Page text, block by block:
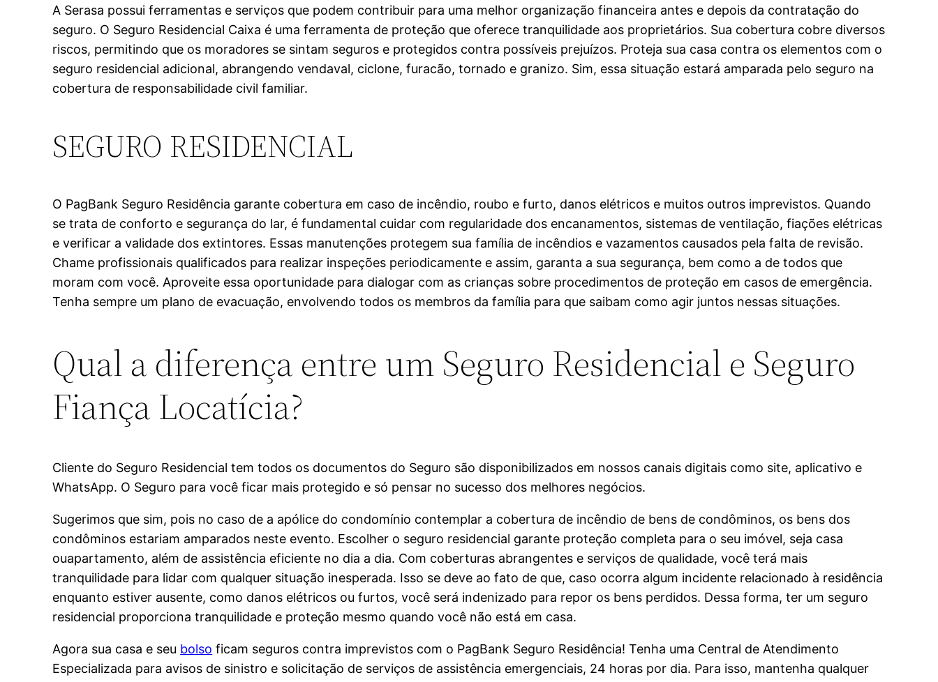
A Serasa possui ferramentas e serviços que podem contribuir para uma melhor organização financeira antes e depois da contratação do
seguro. O Seguro Residencial Caixa é uma ferramenta de proteção que oferece tranquilidade aos proprietários. Sua cobertura cobre diversos
riscos, permitindo que os moradores se sintam seguros e protegidos contra possíveis prejuízos. Proteja sua casa contra os elementos com o
seguro residencial adicional, abrangendo vendaval, ciclone, furacão, tornado e granizo. Sim, essa situação estará amparada pelo seguro na
cobertura de responsabilidade civil familiar.
SEGURO RESIDENCIAL
O PagBank Seguro Residência garante cobertura em caso de incêndio, roubo e furto, danos elétricos e muitos outros imprevistos. Quando
se trata de conforto e segurança do lar, é fundamental cuidar com regularidade dos encanamentos, sistemas de ventilação, fiações elétricas
e verificar a validade dos extintores. Essas manutenções protegem sua família de incêndios e vazamentos causados pela falta de revisão.
Chame profissionais qualificados para realizar inspeções periodicamente e assim, garanta a sua segurança, bem como a de todos que
moram com você. Aproveite essa oportunidade para dialogar com as crianças sobre procedimentos de proteção em casos de emergência.
Tenha sempre um plano de evacuação, envolvendo todos os membros da família para que saibam como agir juntos nessas situações.
Qual a diferença entre um Seguro Residencial e Seguro
Fiança Locatícia?
Cliente do Seguro Residencial tem todos os documentos do Seguro são disponibilizados em nossos canais digitais como site, aplicativo e
WhatsApp. O Seguro para você ficar mais protegido e só pensar no sucesso dos melhores negócios.
Sugerimos que sim, pois no caso de a apólice do condomínio contemplar a cobertura de incêndio de bens de condôminos, os bens dos
condôminos estariam amparados neste evento. Escolher o seguro residencial garante proteção completa para o seu imóvel, seja casa
ouapartamento, além de assistência eficiente no dia a dia. Com coberturas abrangentes e serviços de qualidade, você terá mais
tranquilidade para lidar com qualquer situação inesperada. Isso se deve ao fato de que, caso ocorra algum incidente relacionado à residência
enquanto estiver ausente, como danos elétricos ou furtos, você será indenizado para repor os bens perdidos. Dessa forma, ter um seguro
residencial proporciona tranquilidade e proteção mesmo quando você não está em casa.
Agora sua casa e seu bolso ficam seguros contra imprevistos com o PagBank Seguro Residência! Tenha uma Central de Atendimento
Especializada para avisos de sinistro e solicitação de serviços de assistência emergenciais, 24 horas por dia. Para isso, mantenha qualquer